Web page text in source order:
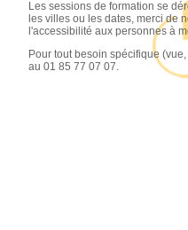
Les sessions de formation se
les villes ou les dates, merci de
l'accessibilité aux personnes à
Pour tout besoin spécifique
au 01 85 77 07 07.